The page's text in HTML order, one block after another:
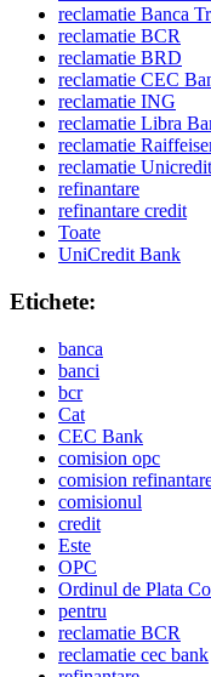
reclamatie Banca
reclamatie BCR
reclamatie BRD
reclamatie CEC
reclamatie ING
reclamatie Libra
reclamatie
reclamatie Unicredit
refinantare
refinantare credit
Toate
UniCredit Bank
Etichete:
banca
banci
bcr
Cat
CEC Bank
comision opc
comision
comisionul
credit
Este
OPC
Ordinul de Plata
pentru
reclamatie BCR
reclamatie cec bank